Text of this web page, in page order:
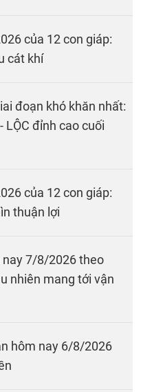
của 12 con giáp:
cát khí
đoạn khó khăn nhất:
LỘC đỉnh cao cuối
của 12 con giáp:
thuận lợi
nay 7/8/2026 theo
nhiên mang tới vận
hôm nay 6/8/2026